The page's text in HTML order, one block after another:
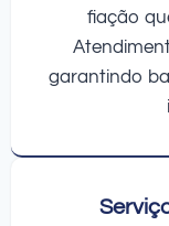
fiação
garantindo